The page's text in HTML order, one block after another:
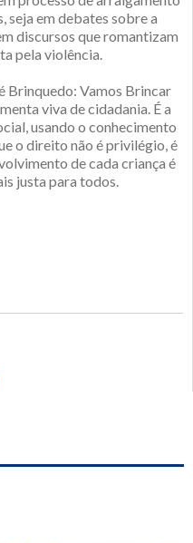
seja em debates sobre a
discursos que romantizam
pela violência.
Brinquedo: Vamos Brincar
viva de cidadania. É a
usando o conhecimento
o direito não é privilégio, é
de cada criança é
justa para todos.